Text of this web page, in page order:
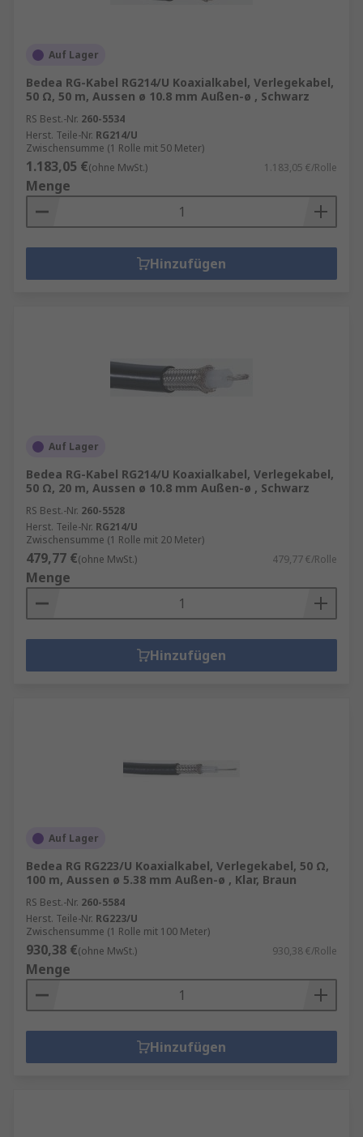
Auf Lager
Bedea RG-Kabel RG214/U Koaxialkabel, Verlegekabel,
50 Ω, 50 m, Aussen ø 10.8 mm Außen-ø , Schwarz
RS Best.-Nr. 260-5534
Herst. Teile-Nr. RG214/U
Zwischensumme (1 Rolle mit 50 Meter)
1.183,05 €(ohne MwSt.) 1.183,05 €/Rolle
Menge
Hinzufügen
Auf Lager
Bedea RG-Kabel RG214/U Koaxialkabel, Verlegekabel,
50 Ω, 20 m, Aussen ø 10.8 mm Außen-ø , Schwarz
RS Best.-Nr. 260-5528
Herst. Teile-Nr. RG214/U
Zwischensumme (1 Rolle mit 20 Meter)
479,77 €(ohne MwSt.) 479,77 €/Rolle
Menge
Hinzufügen
Auf Lager
Bedea RG RG223/U Koaxialkabel, Verlegekabel, 50 Ω,
100 m, Aussen ø 5.38 mm Außen-ø , Klar, Braun
RS Best.-Nr. 260-5584
Herst. Teile-Nr. RG223/U
Zwischensumme (1 Rolle mit 100 Meter)
930,38 €(ohne MwSt.) 930,38 €/Rolle
Menge
Hinzufügen